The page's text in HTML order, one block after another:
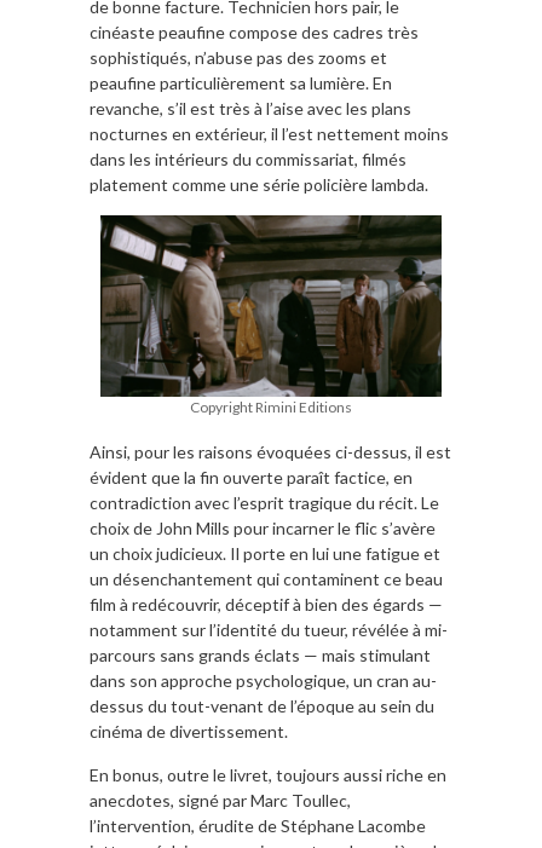
de bonne facture. Technicien hors pair, le
cinéaste peaufine compose des cadres très
sophistiqués, n’abuse pas des zooms et
peaufine particulièrement sa lumière. En
revanche, s’il est très à l’aise avec les plans
nocturnes en extérieur, il l’est nettement moins
dans les intérieurs du commissariat, filmés
platement comme une série policière lambda.
Copyright Rimini Editions
Ainsi, pour les raisons évoquées ci-dessus, il est
évident que la fin ouverte paraît factice, en
contradiction avec l’esprit tragique du récit. Le
choix de John Mills pour incarner le flic s’avère
un choix judicieux. Il porte en lui une fatigue et
un désenchantement qui contaminent ce beau
film à redécouvrir, déceptif à bien des égards —
notamment sur l’identité du tueur, révélée à mi-
parcours sans grands éclats — mais stimulant
dans son approche psychologique, un cran au-
dessus du tout-venant de l’époque au sein du
cinéma de divertissement.
En bonus, outre le livret, toujours aussi riche en
anecdotes, signé par Marc Toullec,
l’intervention, érudite de Stéphane Lacombe